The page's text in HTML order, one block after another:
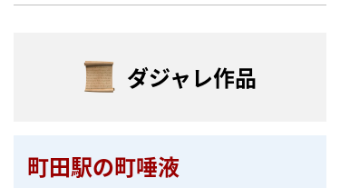
ダジャレ作品
町田駅の町唾液